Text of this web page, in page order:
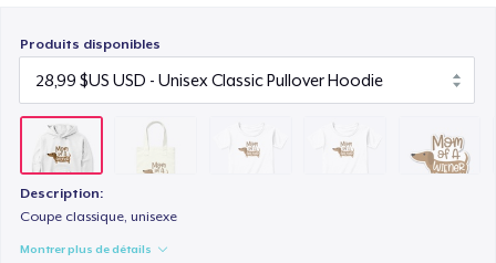
Produits disponibles
Description:
Coupe classique, unisexe
Montrer plus de détails
Triblend Tee